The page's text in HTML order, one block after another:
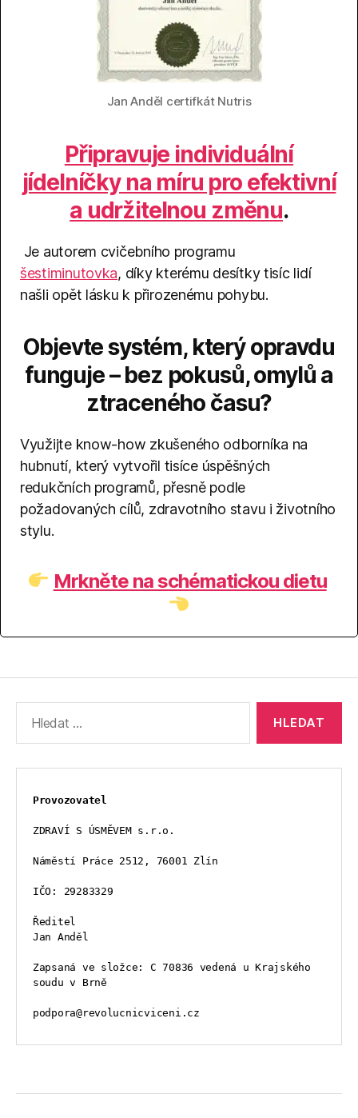
Jan Anděl certifkát Nutris
Připravuje individuální
jídelníčky na míru pro efektivní
a udržitelnou změnu.
Je autorem cvičebního programu
šestiminutovka, díky kterému desítky tisíc lidí
našli opět lásku k přirozenému pohybu.
Objevte systém, který opravdu
funguje – bez pokusů, omylů a
ztraceného času?
Využijte know-how zkušeného odborníka na
hubnutí, který vytvořil tisíce úspěšných
redukčních programů, přesně podle
požadovaných cílů, zdravotního stavu i životního
stylu.
Mrkněte na schématickou dietu
vyhledávání:
Provozovatel
ZDRAVÍ S ÚSMĚVEM s.r.o.
Náměstí Práce 2512, 76001 Zlín
IČO: 29283329
Ředitel
Jan Anděl
Zapsaná ve složce: C 70836 vedená u Krajského
soudu v Brně
podpora@revolucnicviceni.cz